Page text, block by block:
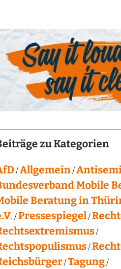
zu Kategorien
Allgemein
Mobile
Beratung in
Pressespiegel
Tagung